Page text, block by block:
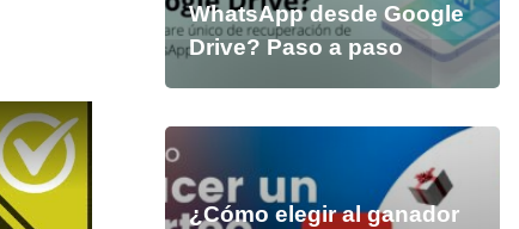
WhatsApp desde Google
Drive? Paso a paso
¿Cómo elegir al ganador